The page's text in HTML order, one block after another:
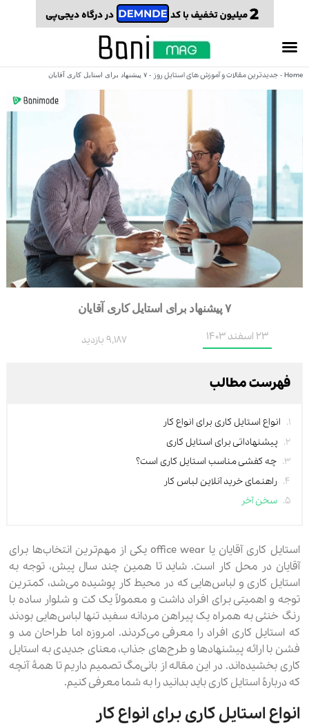
Home
- جدیدترین مقالات و آموزش های استایل روز- ۷ پیشنهاد برای استایل کاری آقایان
۷ پیشنهاد برای استایل کاری آقایان
23 اسفند 1403 9,187 بازدید
فهرست مطالب
انواع استایل کاری برای انواع کار
پیشنهاداتی برای استایل کاری
چه کفشی مناسب استایل کاری است؟
راهنمای خرید آنلاین لباس کار
سخن آخر
استایل کاری آقایان یا office wear یکی از مهم‌ترین انتخاب‌ها برای
آقایان در محل کار است. شاید تا همین چند سال پیش، توجه به
استایل کاری و لباس‌هایی که در محیط کار پوشیده می‌شد، کمترین
توجه و اهمیتی برای افراد داشت و معمولاً یک کت و شلوار ساده با
رنگ خنثی به همراه یک پیراهن مردانه سفید تنها لباس‌هایی بودند
که استایل کاری افراد را معرفی می‌کردند. امروزه اما طراحان مد و
فشن با ارائه پیشنهادها و طرح‌های جذاب، معنای جدیدی به استایل
کاری بخشیده‌اند. در این مقاله از بانی‌مگ تصمیم داریم تا همۀ آنچه
که دربارۀ استایل کاری باید بدانید را به شما معرفی کنیم.
انواع استایل کاری برای انواع کار